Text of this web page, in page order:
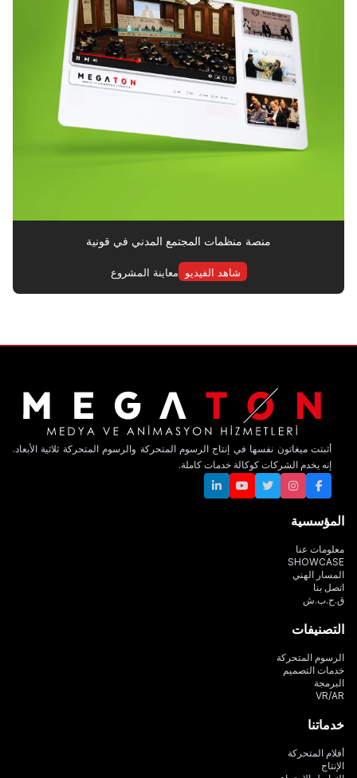
منصة منظمات المجتمع المدني في قونية
شاهد الفيديو معاينة المشروع
أثبتت ميغاتون نفسها في إنتاج الرسوم المتحركة والرسوم المتحركة ثلاثية الأبعاد.
إنه يخدم الشركات كوكالة خدمات كاملة.
المؤسسية
معلومات عنا
SHOWCASE
المسار الهني
اتصل بنا
ق.ح.ب.ش
التصنيفات
الرسوم المتحركة
خدمات التصميم
البرمجة
VR/AR
خدماتنا
أفلام المتحركة
الإنتاج